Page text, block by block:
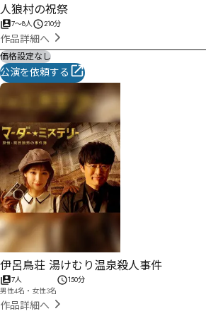
人狼村の祝祭
7〜8人 210分
作品詳細へ
価格設定なし
公演を依頼する
伊呂鳥荘 湯けむり温泉殺人事件
7人
男性4名・女性3名
150分
作品詳細へ